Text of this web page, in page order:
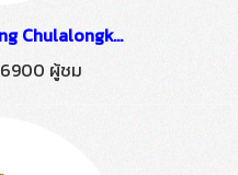
ระบบดิจิตอลทีวี "King Chulalongkorn Memorial Hospital" ติดตั้งโดย HSTN
6900 ผู้ชม